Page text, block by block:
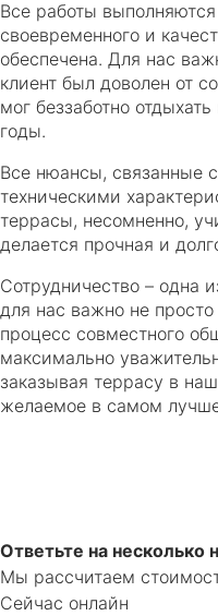
Все работы
своевременного и
обеспечена. Для нас
клиент был доволен от
мог беззаботно
годы.
Все нюансы, связанные
техническими
террасы, несомненно,
делается прочная и
Сотрудничество – одна
для нас важно не просто
процесс совместного
максимально
заказывая террасу в
желаемое в самом
Ответьте на несколько
Мы рассчитаем
Сейчас онлайн